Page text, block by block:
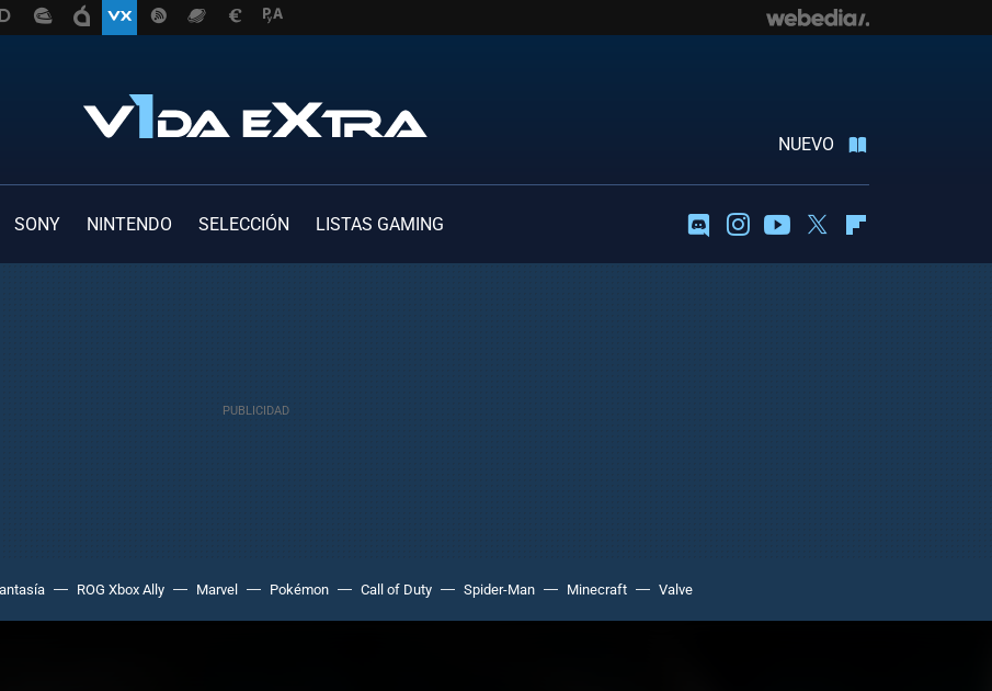
NUEVO
SONY NINTENDO SELECCIÓN LISTAS GAMING DiscordInstagramYoutubeTwitter
ROG Xbox Ally Marvel Pokémon Call of Duty Spider-Man Minecraft Valve